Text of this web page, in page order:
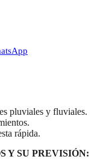
pluviales y fluviales.
rápida.
Y SU PREVISIÓN: